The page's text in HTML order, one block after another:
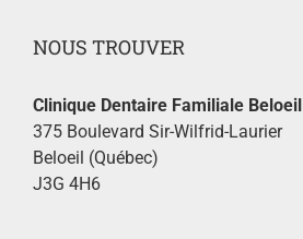
NOUS TROUVER
Clinique Dentaire Familiale Beloeil
375 Boulevard Sir-Wilfrid-Laurier
Beloeil (Québec)
J3G 4H6